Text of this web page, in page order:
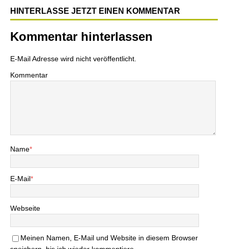
HINTERLASSE JETZT EINEN KOMMENTAR
Kommentar hinterlassen
E-Mail Adresse wird nicht veröffentlicht.
Kommentar
Name*
E-Mail*
Webseite
Meinen Namen, E-Mail und Website in diesem Browser